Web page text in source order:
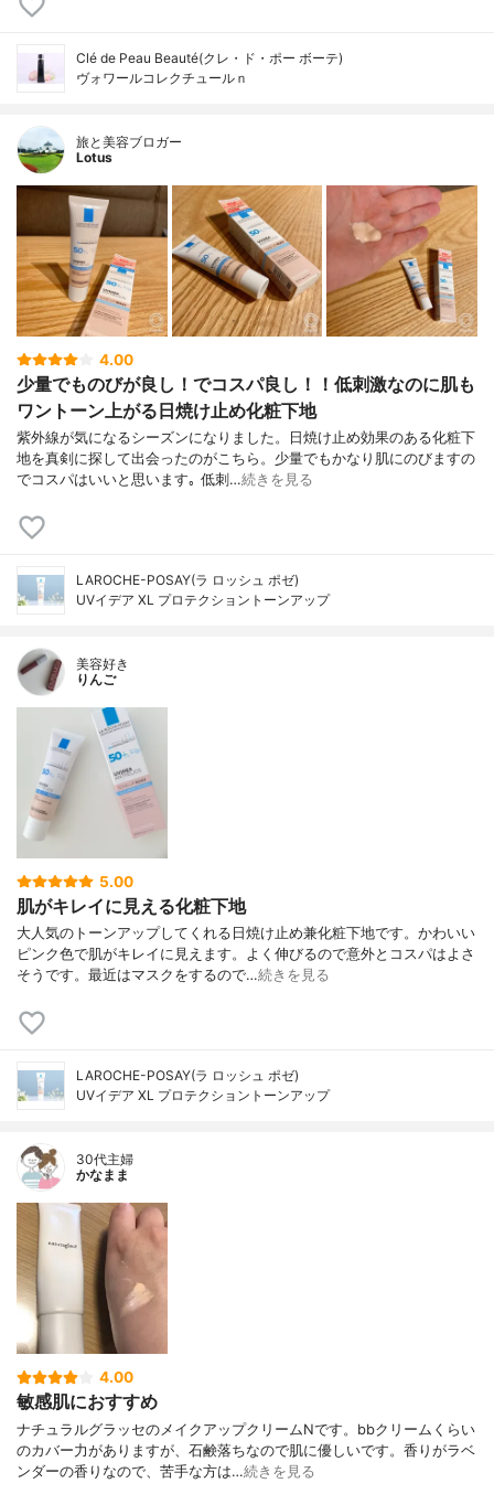
Clé de Peau Beauté(クレ・ド・ポー ボーテ)
ヴォワールコレクチュールｎ
旅と美容ブロガー
Lotus
4.00
少量でものびが良し！でコスパ良し！！低刺激なのに肌も
ワントーン上がる日焼け止め化粧下地
紫外線が気になるシーズンになりました。日焼け止め効果のある化粧下
地を真剣に探して出会ったのがこちら。少量でもかなり肌にのびますの
でコスパはいいと思います｡ 低刺…続きを見る
LAROCHE-POSAY(ラ ロッシュ ポゼ)
UVイデア XL プロテクショントーンアップ
美容好き
りんご
5.00
肌がキレイに見える化粧下地
大人気のトーンアップしてくれる日焼け止め兼化粧下地です。かわいい
ピンク色で肌がキレイに見えます。よく伸びるので意外とコスパはよさ
そうです。最近はマスクをするので…続きを見る
LAROCHE-POSAY(ラ ロッシュ ポゼ)
UVイデア XL プロテクショントーンアップ
30代主婦
かなまま
4.00
敏感肌におすすめ
ナチュラルグラッセのメイクアップクリームNです。bbクリームくらい
のカバー力がありますが、石鹸落ちなので肌に優しいです。香りがラベ
ンダーの香りなので、苦手な方は…続きを見る